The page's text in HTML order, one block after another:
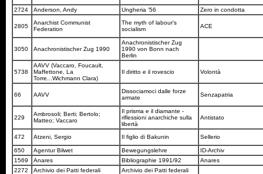
2724 Anderson, Andy Ungheria '56 Zero in condotta
2805
Anarchist Communist
Federation
The myth of labour's
socialism
ACE
3050 Anachronistischer Zug 1990
Anachronistischer Zug
1990 von Bonn nach
Berlin
5738
AAVV (Vaccaro, Foucault,
Maffettone, La
Torre...Wichmann Clara)
Il diritto e il rovescio Volontà
66 AAVV
Dissociamoci dalle forze
armate
Senzapatria
229
Ambrosoli; Berti; Bertolo;
Matteo; Vaccaro
Il prisma e il diamante -
riflessioni anarchiche sulla
libertà
Antistato
472 Atzeni, Sergio Il figlio di Bakunin Sellerio
650 Agentur Bilwet Bewegungslehre
ID-Archiv
1569
Anares Bibliographie 1991/92
Anares
2272
Archivio dei Patti federali Archivio dei Patti federali